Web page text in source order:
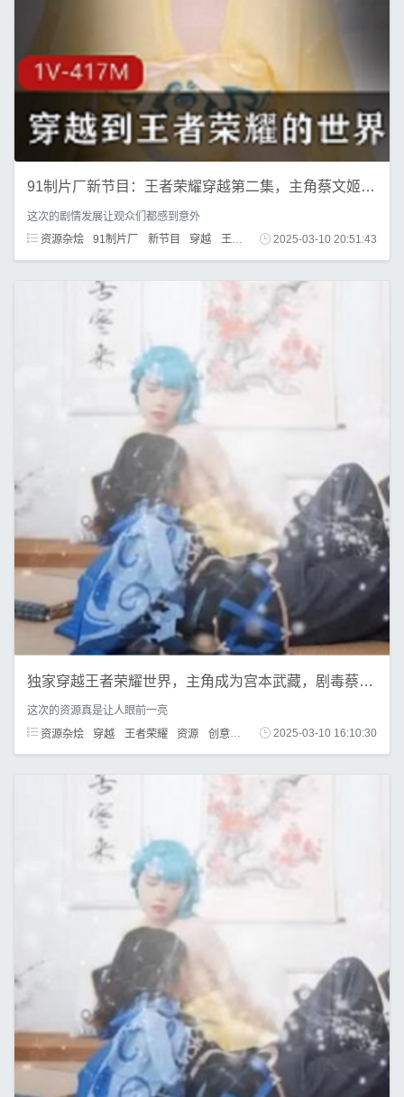
91制片厂新节目：王者荣耀穿越第二集，主角蔡文姬兰陵王剧情孟德
这次的剧情发展让观众们都感到意外
资源杂烩
91制片厂 新节目 穿越 王者荣耀 第二集
2025-03-10 20:51:43
独家穿越王者荣耀世界，主角成为宫本武藏，剧毒蔡文姬，1V，434M！
这次的资源真是让人眼前一亮
资源杂烩
穿越 王者荣耀 资源 创意 主角 2025-03-10 16:10:30